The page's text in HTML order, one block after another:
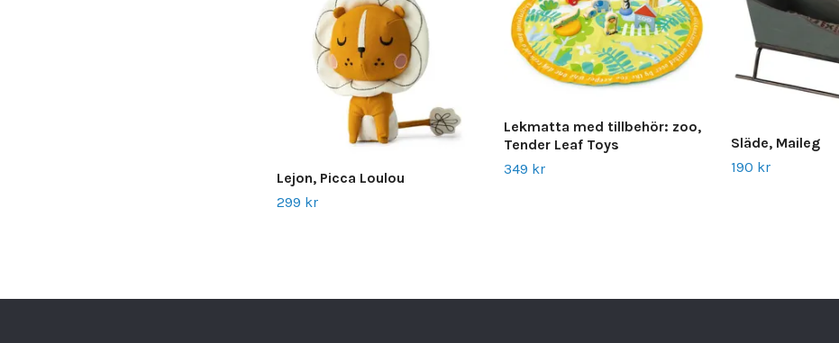
Lejon, Picca Loulou
299 kr
Lekmatta med tillbehör: zoo,
Tender Leaf Toys
349 kr
Släde, Maileg
190 kr